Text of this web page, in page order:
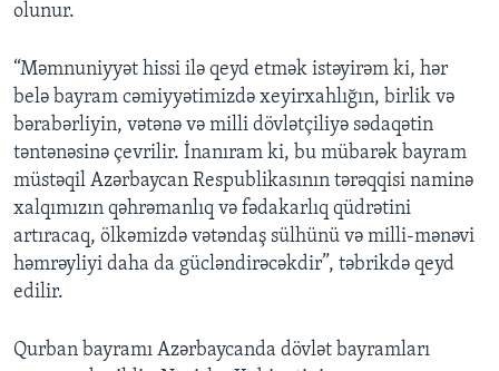
olunur.
“Məmnuniyyət hissi ilə qeyd etmək istəyirəm ki, hər
belə bayram cəmiyyətimizdə xeyirxahlığın, birlik və
bərabərliyin, vətənə və milli dövlətçiliyə sədaqətin
təntənəsinə çevrilir. İnanıram ki, bu mübarək bayram
müstəqil Azərbaycan Respublikasının tərəqqisi naminə
xalqımızın qəhrəmanlıq və fədakarlıq qüdrətini
artıracaq, ölkəmizdə vətəndaş sülhünü və milli-mənəvi
həmrəyliyi daha da gücləndirəcəkdir”, təbrikdə qeyd
edilir.
Qurban bayramı Azərbaycanda dövlət bayramları